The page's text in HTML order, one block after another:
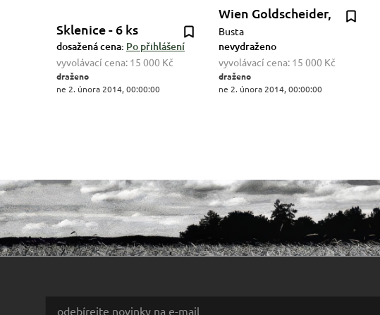
Sklenice - 6 ks
dosažená cena: Po přihlášení
vyvolávací cena: 15 000 Kč
draženo
ne 2. února 2014, 00:00:00
Wien Goldscheider,
Busta
nevydraženo
vyvolávací cena: 15 000 Kč
draženo
ne 2. února 2014, 00:00:00